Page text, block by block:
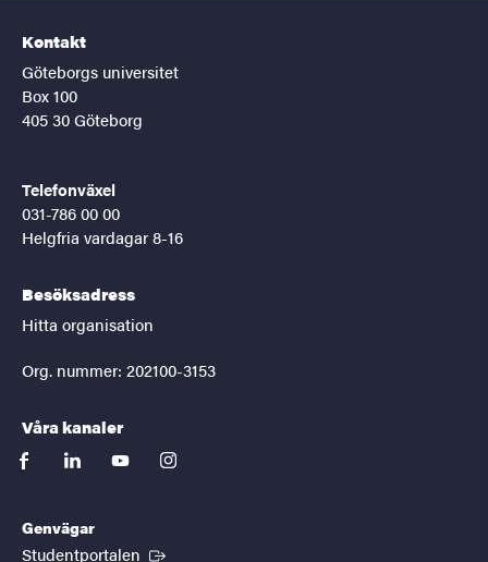
Kontakt
Göteborgs universitet
Box 100
405 30 Göteborg
Telefonväxel
031-786 00 00
Helgfria vardagar 8-16
Besöksadress
Hitta organisation
Org. nummer: 202100-3153
Våra kanaler
facebooklinkedinyoutubeinstagram
Genvägar
Studentportalen (Extern länk)